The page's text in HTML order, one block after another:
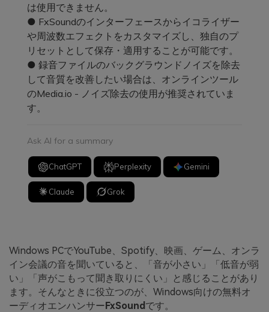
は使用できません。
● FxSoundのインターフェースからイコライザー
や周波数エフェクトをカスタマイズし、独自のプ
リセットとして保存・適用することが可能です。
● 録音ファイルのバックグラウンドノイズを除去
して音質を改善したい場合は、オンラインツール
のMedia.io - ノイズ除去の使用が推奨されていま
す。
Ask AI for a summary
ChatGPT Perplexity Gemini
Claude Grok
Windows PCでYouTube、Spotify、映画、ゲーム、オンラ
イン会議の音を聞いていると、「音が小さい」「低音が弱
い」「声がこもって聞き取りにくい」と感じることがあり
ます。そんなときに役立つのが、Windows向けの無料オ
ーディオエンハンサーFxSound です。